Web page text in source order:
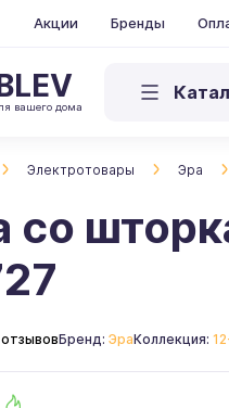
Акции Бренды
вашего дома
Электротовары Эра
со
Бренд: ЭраКоллекция: